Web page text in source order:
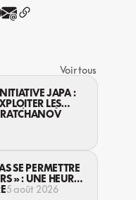
Voir tous
JAPA :
LES
LÉGALITÉ?
SE PERMETTRE
» : UNE HEURE
5 août 2026